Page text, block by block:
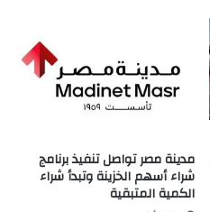
مدينة مصر تواصل تنفيذ برنامج
شراء أسهم الخزينة وتبدأ شراء
الكمية المتبقية